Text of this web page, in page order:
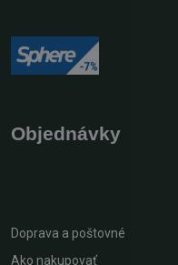
Objednávky
Doprava a poštovné
Ako nakupovať